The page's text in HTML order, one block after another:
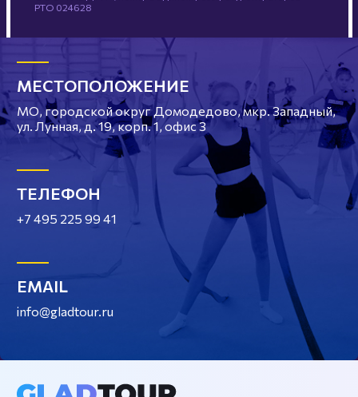
РТО 024628
МЕСТОПОЛОЖЕНИЕ
МО, городской округ Домодедово, мкр. Западный,
ул. Лунная, д. 19, корп. 1, офис 3
ТЕЛЕФОН
+7 495 225 99 41
EMAIL
info@gladtour.ru